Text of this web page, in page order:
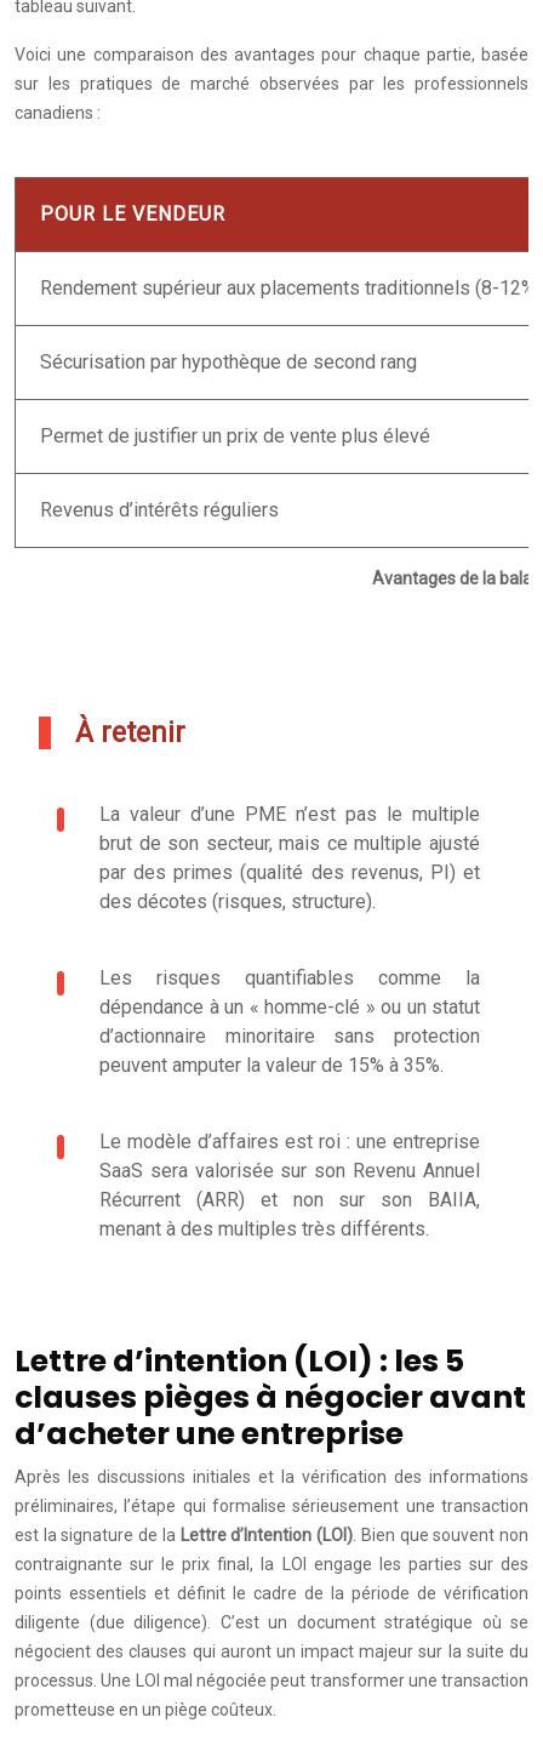
tableau suivant.
Voici une comparaison des avantages pour chaque partie, basée
sur les pratiques de marché observées par les professionnels
canadiens :
Avantages de la
POUR LE VENDEUR
Rendement supérieur aux placements traditionnels (8-12%)
Sécurisation par hypothèque de second rang
Permet de justifier un prix de vente plus élevé
Revenus d’intérêts réguliers
À retenir
La valeur d’une PME n’est pas le multiple
brut de son secteur, mais ce multiple ajusté
par des primes (qualité des revenus, PI) et
des décotes (risques, structure).
Les risques quantifiables comme la
dépendance à un « homme-clé » ou un statut
d’actionnaire minoritaire sans protection
peuvent amputer la valeur de 15% à 35%.
Le modèle d’affaires est roi : une entreprise
SaaS sera valorisée sur son Revenu Annuel
Récurrent (ARR) et non sur son BAIIA,
menant à des multiples très différents.
Lettre d’intention (LOI) : les 5
clauses pièges à négocier avant
d’acheter une entreprise
Après les discussions initiales et la vérification des informations
préliminaires, l’étape qui formalise sérieusement une transaction
est la signature de la Lettre d’Intention (LOI) . Bien que souvent non
contraignante sur le prix final, la LOI engage les parties sur des
points essentiels et définit le cadre de la période de vérification
diligente (due diligence). C’est un document stratégique où se
négocient des clauses qui auront un impact majeur sur la suite du
processus. Une LOI mal négociée peut transformer une transaction
prometteuse en un piège coûteux.